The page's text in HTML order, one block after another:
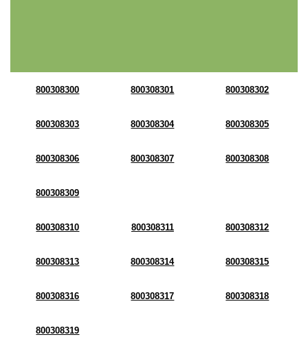
800308300 800308301 800308302
800308303 800308304 800308305
800308306 800308307 800308308
800308309
800308310 800308311 800308312
800308313 800308314 800308315
800308316 800308317 800308318
800308319